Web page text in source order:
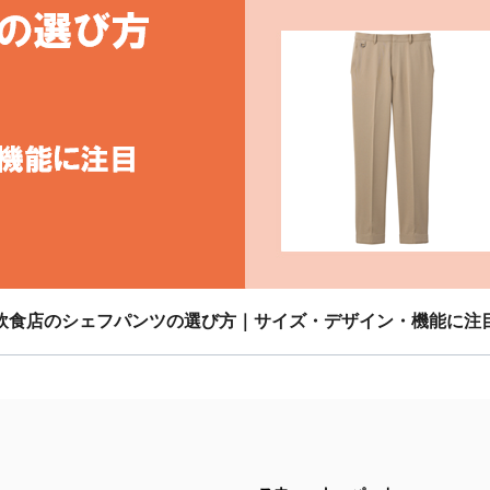
食店のシェフパンツの選び方｜サイズ・デザイン・機能に注